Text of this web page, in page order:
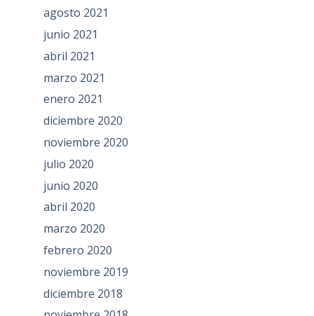
agosto 2021
junio 2021
abril 2021
marzo 2021
enero 2021
diciembre 2020
noviembre 2020
julio 2020
junio 2020
abril 2020
marzo 2020
febrero 2020
noviembre 2019
diciembre 2018